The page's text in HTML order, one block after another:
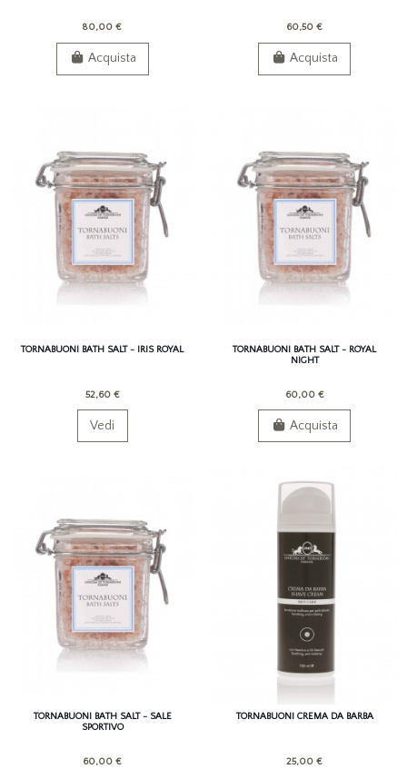
80,00 €
Acquista
60,50 €
Acquista
TORNABUONI BATH SALT - IRIS ROYAL
52,60 €
Vedi
TORNABUONI BATH SALT - ROYAL
NIGHT
60,00 €
Acquista
TORNABUONI BATH SALT - SALE
SPORTIVO
60,00 €
TORNABUONI CREMA DA BARBA
25,00 €